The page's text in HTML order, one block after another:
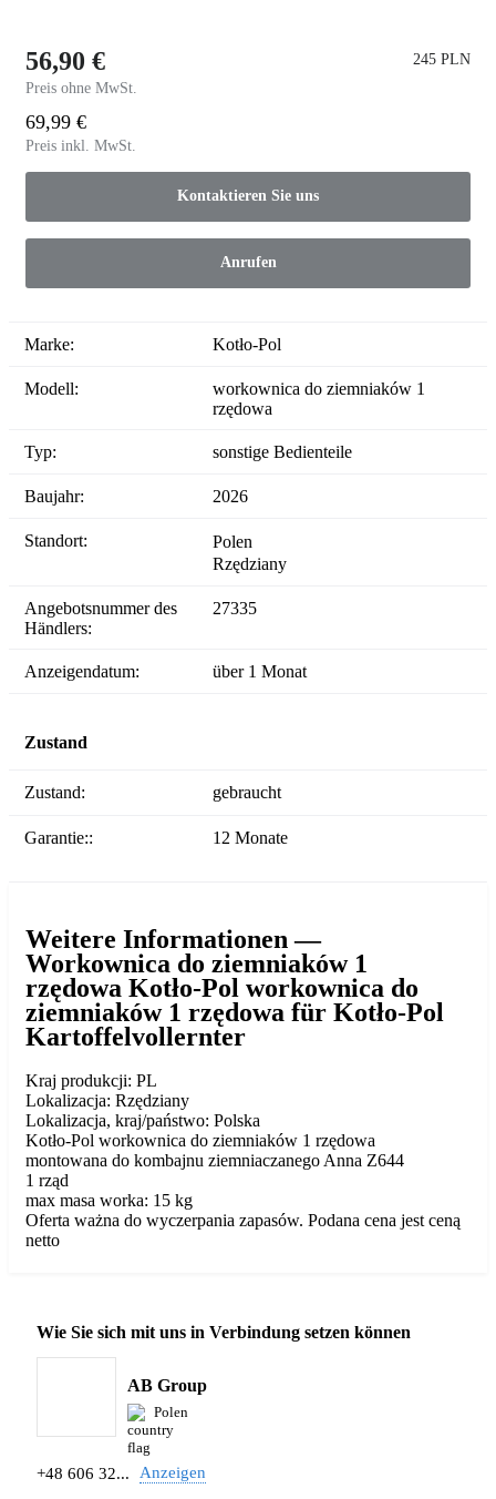
56,90 €
Preis ohne MwSt.
245 PLN
69,99 €
Preis inkl. MwSt.
Kontaktieren Sie uns
Anrufen
Marke: Kotło-Pol
Modell:
workownica do ziemniaków 1
rzędowa
Typ: sonstige Bedienteile
Baujahr: 2026
Standort:
Polen
Rzędziany
Angebotsnummer des
Händlers:
27335
Anzeigendatum: über 1 Monat
Zustand
Zustand: gebraucht
Garantie:: 12 Monate
Weitere Informationen —
Workownica do ziemniaków 1
rzędowa Kotło-Pol workownica do
ziemniaków 1 rzędowa für Kotło-Pol
Kartoffelvollernter
Kraj produkcji: PL
Lokalizacja: Rzędziany
Lokalizacja, kraj/państwo: Polska
Kotło-Pol workownica do ziemniaków 1 rzędowa
montowana do kombajnu ziemniaczanego Anna Z644
1 rząd
max masa worka: 15 kg
Oferta ważna do wyczerpania zapasów. Podana cena jest ceną
netto
Wie Sie sich mit uns in Verbindung setzen können
AB Group
Polen
+48 606 32... Anzeigen